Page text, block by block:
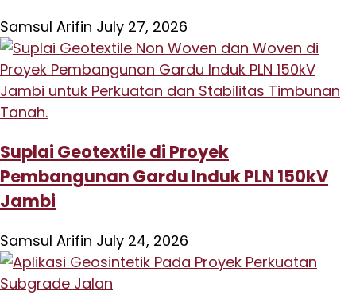
Samsul Arifin July 27, 2026
Suplai Geotextile di Proyek
Pembangunan Gardu Induk PLN 150kV
Jambi
Samsul Arifin July 24, 2026